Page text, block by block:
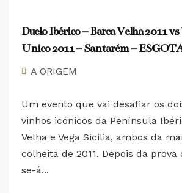
Duelo Ibérico – Barca Velha 2011
Unico 2011 – Santarém –
A ORIGEM
Um evento que vai desafiar os
vinhos icónicos da Península
Velha e Vega Sicilia, ambos da
colheita de 2011. Depois da prova
se-á...